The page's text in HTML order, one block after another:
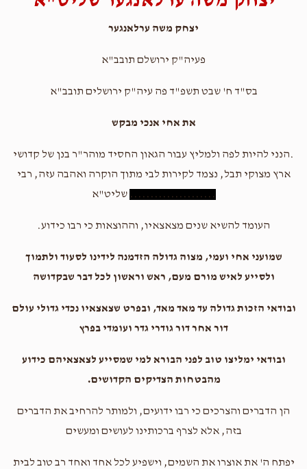
יצחק משה ערלאנגער
פעיה"ק ירושלם תובב"א
בס"ד ח' שבט תשפ"ד פה עיה"ק ירושלים תובב"א
את אחי אנכי מבקש
.הנני להיות לפה ולמליץ עבור הגאון החסיד מוהר"ר בנן של קדושי
ארץ מצוקי תבל, נצמד לקירות לבי מתוך הוקרה ואהבה עזה, רבי
..................... שליט"א
העומד להשיא שנים מצאצאיו, וההוצאות כי רבו כידוע.
שמועני אחי ועמי, מצוה גדולה הזדמנה לידינו לסעוד ולתמוך
ולסייע לאיש מורם מעם, ראש וראשון לכל דבר שבקדושה
ובודאי הזכות גדולה עד מאד מאד, ובפרט שצאצאיו נכדי גדולי עולם
דור אחר דור גודרי גדר ועומדי בפרץ
ובודאי ימליצו טוב לפני הבורא למי שמסייע לצאצאיהם כידוע
מהבטחות הצדיקים הקדושים.
הן הדברים והצרכים כי רבו ידועים, ולמותר להרחיב את הדברים
בזה, אלא לצרף ברכותינו לעושים ומעשים
יפתח ה' את אוצרו את השמים, וישפיע לכל אחד ואחד רב טוב לבית